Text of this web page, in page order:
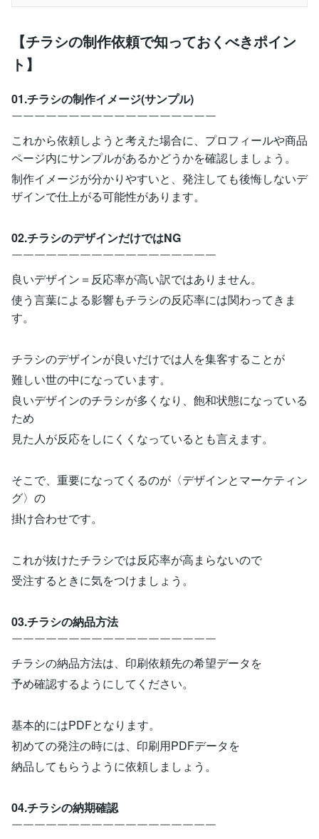
【チラシの制作依頼で知っておくべきポイン
ト】
01.チラシの制作イメージ(サンプル)
￣￣￣￣￣￣￣￣￣￣￣￣￣￣￣￣￣￣
これから依頼しようと考えた場合に、プロフィールや商品
ページ内にサンプルがあるかどうかを確認しましょう。
制作イメージが分かりやすいと、発注しても後悔しないデ
ザインで仕上がる可能性があります。
02.チラシのデザインだけではNG
￣￣￣￣￣￣￣￣￣￣￣￣￣￣￣￣￣￣
良いデザイン＝反応率が高い訳ではありません。
使う言葉による影響もチラシの反応率には関わってきま
す。
チラシのデザインが良いだけでは人を集客することが
難しい世の中になっています。
良いデザインのチラシが多くなり、飽和状態になっている
ため
見た人が反応をしにくくなっているとも言えます。
そこで、重要になってくるのが〈デザインとマーケティン
グ〉の
掛け合わせです。
これが抜けたチラシでは反応率が高まらないので
受注するときに気をつけましょう。
03.チラシの納品方法
￣￣￣￣￣￣￣￣￣￣￣￣￣￣￣￣￣￣
チラシの納品方法は、印刷依頼先の希望データを
予め確認するようにしてください。
基本的にはPDFとなります。
初めての発注の時には、印刷用PDFデータを
納品してもらうように依頼しましょう。
04.チラシの納期確認
￣￣￣￣￣￣￣￣￣￣￣￣￣￣￣￣￣￣